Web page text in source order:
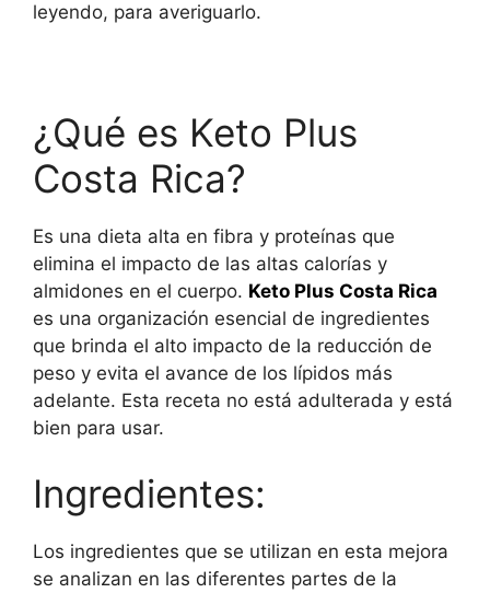
leyendo, para averiguarlo.
¿Qué es Keto Plus
Costa Rica?
Es una dieta alta en fibra y proteínas que
elimina el impacto de las altas calorías y
almidones en el cuerpo. Keto Plus Costa Rica
es una organización esencial de ingredientes
que brinda el alto impacto de la reducción de
peso y evita el avance de los lípidos más
adelante. Esta receta no está adulterada y está
bien para usar.
Ingredientes:
Los ingredientes que se utilizan en esta mejora
se analizan en las diferentes partes de la